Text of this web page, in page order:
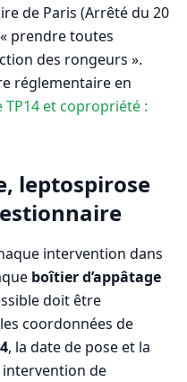
de Paris (Arrêté du 20
prendre toutes
des rongeurs ».
réglementaire en
TP14 et copropriété :
leptospirose
intervention dans
boîtier d’appâtage
doit être
coordonnées de
, la date de pose et la
intervention de